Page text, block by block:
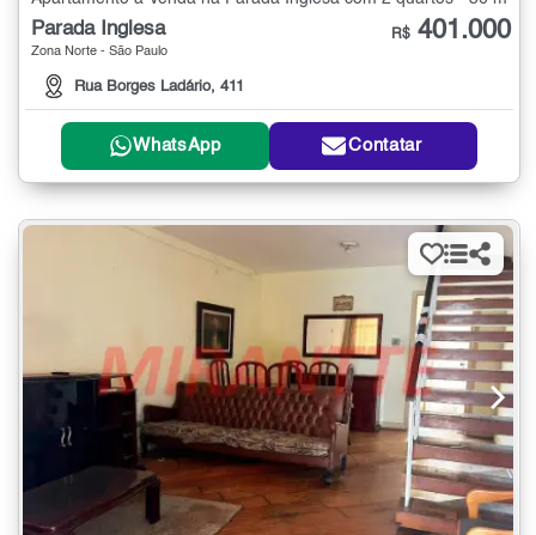
Parada Inglesa
Zona Norte - São Paulo
Rua Borges Ladário, 411
R$ 401.000
WhatsApp Contatar